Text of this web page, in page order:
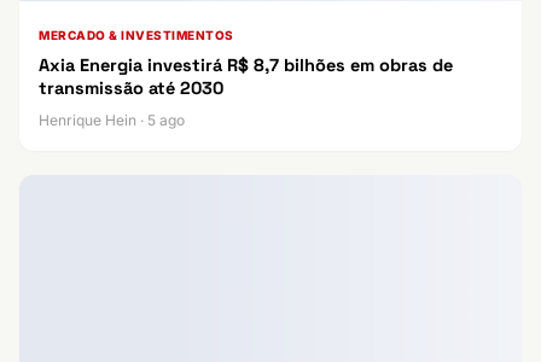
MERCADO & INVESTIMENTOS
Axia Energia investirá R$ 8,7 bilhões em obras de
transmissão até 2030
Henrique Hein · 5 ago